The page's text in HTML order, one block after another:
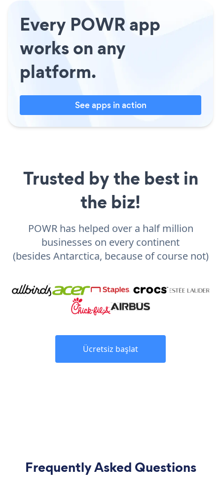
Every POWR app
works on any
platform.
See apps in action
Trusted by the best in
the biz!
POWR has helped over a half million
businesses on every continent
(besides Antarctica, because of course not)
Ücretsiz başlat
Frequently Asked Questions